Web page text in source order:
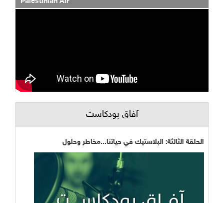
آفاق بودكاست
الحلقة الثالثة: البلاستيك في حياتنا...مخاطر وحلول